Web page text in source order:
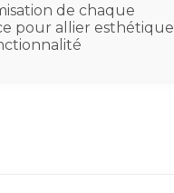
de chaque
pour allier esthétique